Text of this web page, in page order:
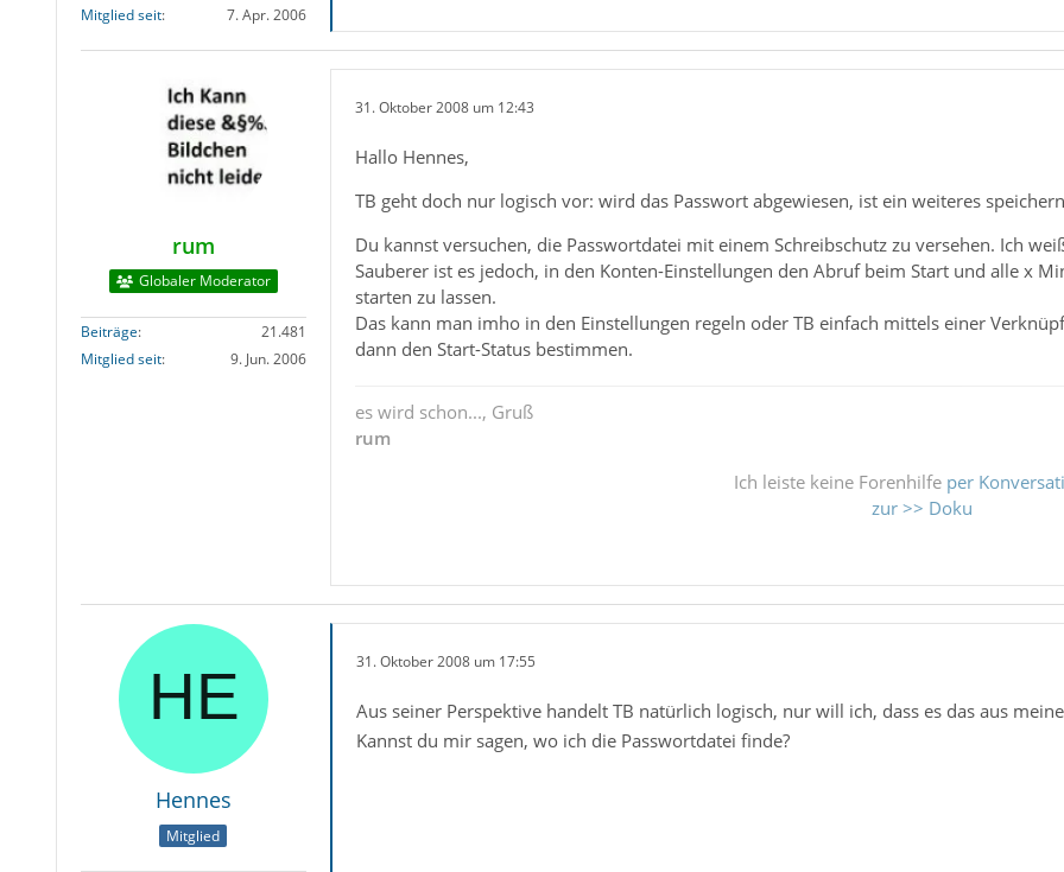
Mitglied seit
7. Apr. 2006
rum
Globaler Moderator
Beiträge
21.481
Mitglied seit
9. Jun. 2006
31. Oktober 2008 um 12:43
Hallo Hennes,
TB geht doch nur logisch vor: wird das Passwort abgewiesen, ist ein weiteres
Du kannst versuchen, die Passwortdatei mit einem Schreibschutz zu versehen. Ich
Sauberer ist es jedoch, in den Konten-Einstellungen den Abruf beim Start und alle x
starten zu lassen.
Das kann man imho in den Einstellungen regeln oder TB einfach mittels einer
dann den Start-Status bestimmen.
es wird schon..., Gruß
rum
Ich leiste keine Forenhilfe per
zur >> Doku
Hennes
Mitglied
31. Oktober 2008 um 17:55
Aus seiner Perspektive handelt TB natürlich logisch, nur will ich, dass es das aus
Kannst du mir sagen, wo ich die Passwortdatei finde?